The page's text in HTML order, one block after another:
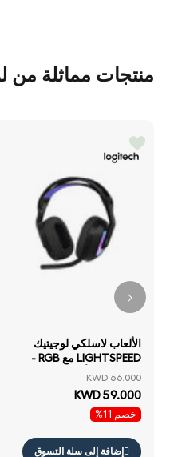
منتجات مماثلة من
الألعاب لاسلكي لوجيتيك
LIGHTSPEED مع RGB -
KWD 66.000
KWD 59.000
خصم 11%
إضافة إلى سلة التسوق